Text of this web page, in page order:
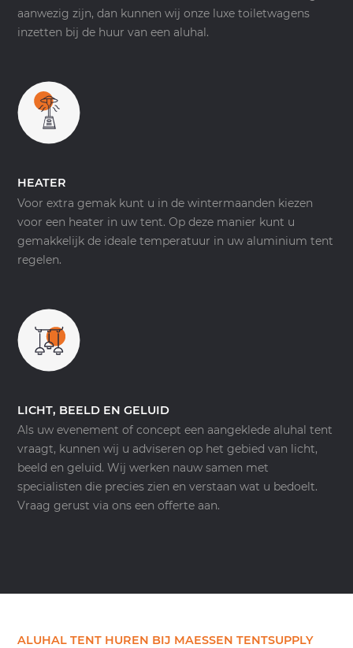
aanwezig zijn, dan kunnen wij onze luxe toiletwagens
inzetten bij de huur van een aluhal.
HEATER
Voor extra gemak kunt u in de wintermaanden kiezen
voor een heater in uw tent. Op deze manier kunt u
gemakkelijk de ideale temperatuur in uw aluminium tent
regelen.
LICHT, BEELD EN GELUID
Als uw evenement of concept een aangeklede aluhal tent
vraagt, kunnen wij u adviseren op het gebied van licht,
beeld en geluid. Wij werken nauw samen met
specialisten die precies zien en verstaan wat u bedoelt.
Vraag gerust via ons een offerte aan.
ALUHAL TENT HUREN BIJ MAESSEN TENTSUPPLY